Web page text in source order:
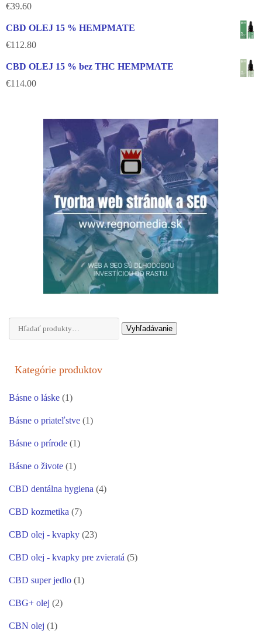
€39.60
CBD OLEJ 15 % HEMPMATE
€112.80
CBD OLEJ 15 % bez THC HEMPMATE
€114.00
Hľadať: Vyhľadávanie
Kategórie produktov
Básne o láske (1)
Básne o priateľstve (1)
Básne o prírode (1)
Básne o živote (1)
CBD dentálna hygiena (4)
CBD kozmetika (7)
CBD olej - kvapky (23)
CBD olej - kvapky pre zvieratá (5)
CBD super jedlo (1)
CBG+ olej (2)
CBN olej (1)